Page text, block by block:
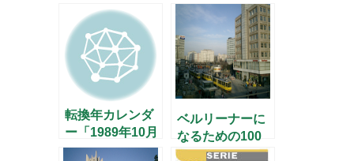
転換年カレンダ
ー「1989年10月
6日」
ベルリーナーに
なるための100
の問い(2) – 歴史